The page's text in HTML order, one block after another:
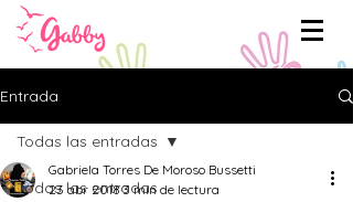
Entrada
Todas las entradas
Todas las entradas
Gabriela Torres De Moroso Bussetti
23 abr 20183 min de lectura